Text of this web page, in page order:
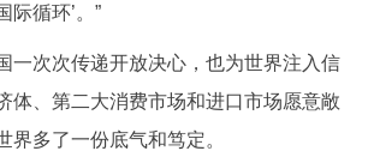
际循环’。”
一次次传递开放决心，也为世界注入信
体、第二大消费市场和进口市场愿意敞
界多了一份底气和笃定。